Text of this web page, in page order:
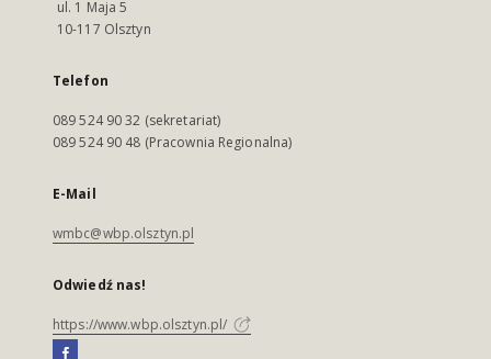
ul. 1 Maja 5
10-117 Olsztyn
Telefon
089 524 90 32 (sekretariat)
089 524 90 48 (Pracownia Regionalna)
E-Mail
wmbc@wbp.olsztyn.pl
Odwiedź nas!
https://www.wbp.olsztyn.pl/